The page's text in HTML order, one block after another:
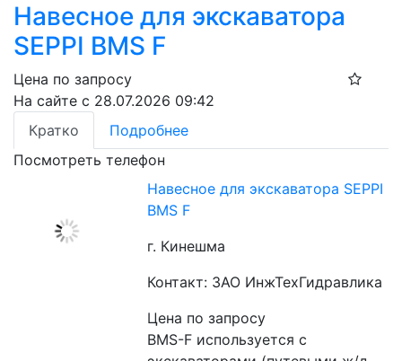
Навесное для экскаватора
SEPPI BMS F
Цена по запросу
На сайте с 28.07.2026 09:42
Кратко
Подробнее
Посмотреть телефон
Навесное для экскаватора SEPPI
BMS F
г. Кинешма
Контакт: ЗАО ИнжТехГидравлика
Цена по запросу
BMS-F используется c